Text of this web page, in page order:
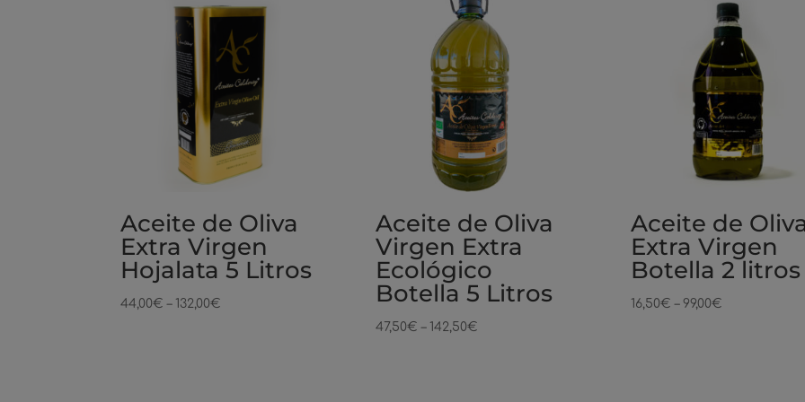
Aceite de Oliva
Extra Virgen
Hojalata 5 Litros
44,00€ – 132,00€
Aceite de Oliva
Virgen Extra
Ecológico
Botella 5 Litros
47,50€ – 142,50€
Aceite de
Extra Virgen
Botella 2 litros
16,50€ – 99,00€